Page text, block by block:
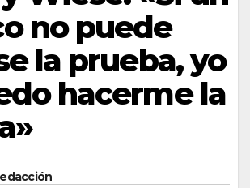
no puede
la prueba, yo
hacerme la